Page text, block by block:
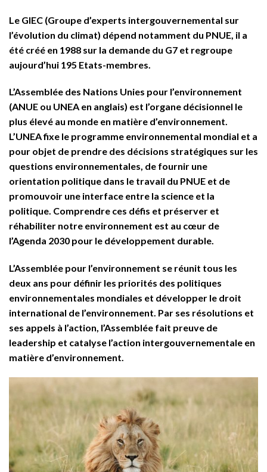
Le GIEC (Groupe d’experts intergouvernemental sur
l’évolution du climat) dépend notamment du PNUE, il a
été créé en 1988 sur la demande du G7 et regroupe
aujourd’hui 195 Etats-membres.
L’Assemblée des Nations Unies pour l’environnement
(ANUE ou UNEA en anglais) est l’organe décisionnel le
plus élevé au monde en matière d’environnement.
L’UNEA fixe le programme environnemental mondial et a
pour objet de prendre des décisions stratégiques sur les
questions environnementales, de fournir une
orientation politique dans le travail du PNUE et de
promouvoir une interface entre la science et la
politique. Comprendre ces défis et préserver et
réhabiliter notre environnement est au cœur de
l’Agenda 2030 pour le développement durable.
L’Assemblée pour l’environnement se réunit tous les
deux ans pour définir les priorités des politiques
environnementales mondiales et développer le droit
international de l’environnement. Par ses résolutions et
ses appels à l’action, l’Assemblée fait preuve de
leadership et catalyse l’action intergouvernementale en
matière d’environnement.